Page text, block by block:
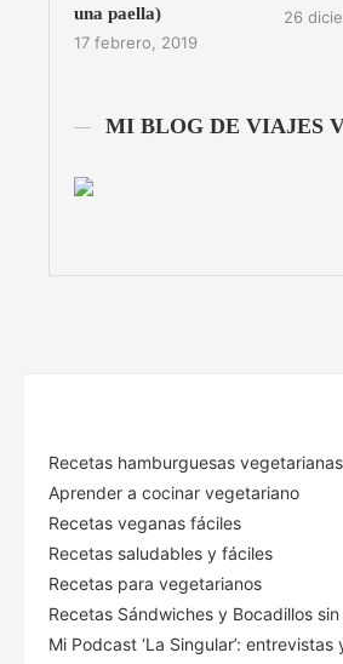
una paella)
17 febrero, 2019
26
MI BLOG DE VIAJES
Recetas hamburguesas vegetarianas
Aprender a cocinar vegetariano
Recetas veganas fáciles
Recetas saludables y fáciles
Recetas para vegetarianos
Recetas Sándwiches y Bocadillos
Mi Podcast ‘La Singular’: entrevistas